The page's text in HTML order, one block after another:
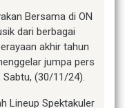
Bersama di ON
dari berbagai
akhir tahun
jumpa pers
Sabtu, (30/11/24).
Lineup Spektakuler